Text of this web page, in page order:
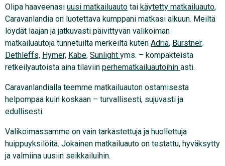
Olipa haaveenasi uusi matkailuauto tai käytetty matkailuauto,
Caravanlandia on luotettava kumppani matkasi alkuun. Meiltä
löydät laajan ja jatkuvasti päivittyvän valikoiman
matkailuautoja tunnetuilta merkeiltä kuten Adria, Bürstner,
Dethleffs, Hymer, Kabe, Sunlight yms. – kompakteista
retkeilyautoista aina tilaviin perhematkailuautoihin asti.
Caravanlandialla teemme matkailuauton ostamisesta
helpompaa kuin koskaan – turvallisesti, sujuvasti ja
edullisesti.
Valikoimassamme on vain tarkastettuja ja huollettuja
huippuyksilöitä. Jokainen matkailuauto on testattu, hyväksytty
ja valmiina uusiin seikkailuihin.